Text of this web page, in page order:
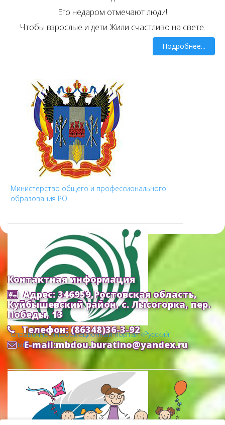
Его недаром отмечают люди!
Чтобы взрослые и дети Жили счастливо на свете.
Подробнее...
Министерство общего и профессионального
образования РО
Cправочно-информационный портал «Русский
язык»
Контактная информация
Адрес: 346959,Ростовская область,
Куйбышевский район, с. Лысогорка, пер.
Победы, 13
Телефон: (86348)36-3-92
E-mail:mbdou.buratino@yandex.ru